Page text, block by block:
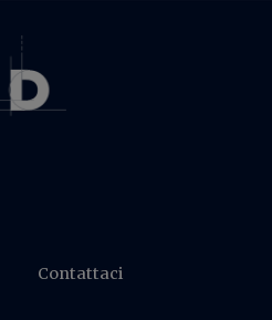
Contattaci